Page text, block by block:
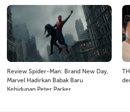
Review Spider-Man: Brand New Day,
Marvel Hadirkan Babak Baru
Kehidupan Peter Parker